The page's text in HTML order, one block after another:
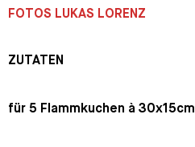
FOTOS LUKAS LORENZ
ZUTATEN
für 5 Flammkuchen à 30x15cm